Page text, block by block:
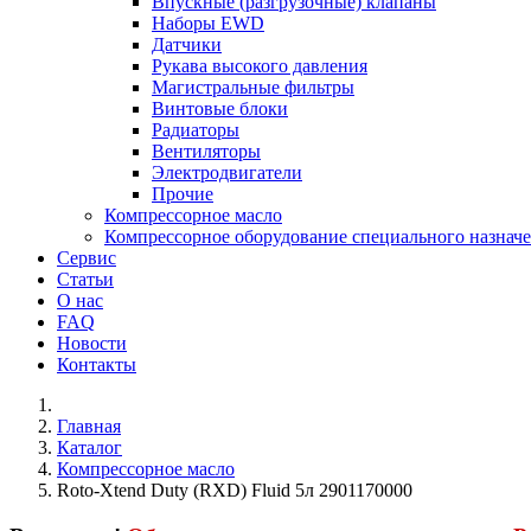
Наборы EWD
Датчики
Рукава высокого давления
Магистральные фильтры
Винтовые блоки
Радиаторы
Вентиляторы
Электродвигатели
Прочие
Компрессорное масло
Компрессорное оборудование специального
Сервис
Статьи
О нас
FAQ
Новости
Контакты
Главная
Каталог
Компрессорное масло
Roto-Хtend Duty (RXD) Fluid 5л 2901170000